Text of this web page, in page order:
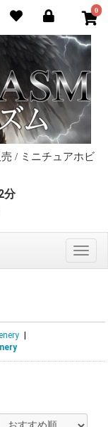
0
/ ミニチュアホビ
分